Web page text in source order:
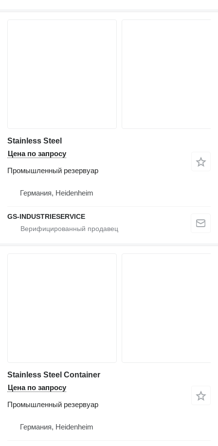
Stainless Steel
Цена по запросу
Промышленный резервуар
Германия, Heidenheim
GS-INDUSTRIESERVICE
Stainless Steel Container
Цена по запросу
Промышленный резервуар
Германия, Heidenheim